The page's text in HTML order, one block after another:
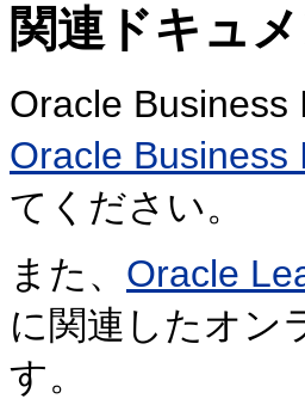
関連ドキュ
Oracle
Oracle
てください。
また、 Oracle
に関連したオン
す。